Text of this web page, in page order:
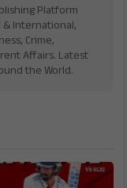
Platform
& International,
Crime,
Affairs. Latest
the World.